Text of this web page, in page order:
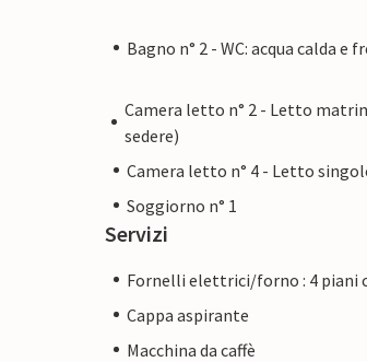
Bagno n° 2 - WC: acqua calda e
Camera letto n° 2 - Letto
sedere)
Camera letto n° 4 - Letto
Soggiorno n° 1
Servizi
Fornelli elettrici/forno : 4 piani
Cappa aspirante
Macchina da caffè